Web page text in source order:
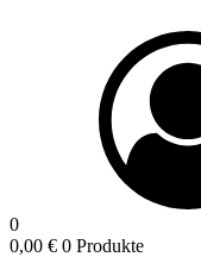
0
0,00 € 0 Produkte